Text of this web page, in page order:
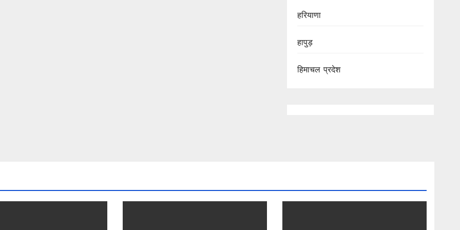
हरियाणा
हापुड़
हिमाचल प्रदेश